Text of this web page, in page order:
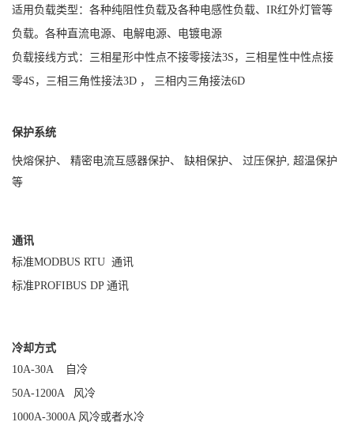
适用负载类型：各种纯阻性负载及各种电感性负载、IR红外灯管等
负载。各种直流电源、电解电源、电镀电源
负载接线方式：三相星形中性点不接零接法3S，三相星性中性点接
零4S，三相三角性接法3D ， 三相内三角接法6D
保护系统
快熔保护、 精密电流互感器保护、 缺相保护、 过压保护, 超温保护
等
通讯
标准MODBUS RTU 通讯
标准PROFIBUS DP 通讯
冷却方式
10A-30A 自冷
50A-1200A 风冷
1000A-3000A 风冷或者水冷